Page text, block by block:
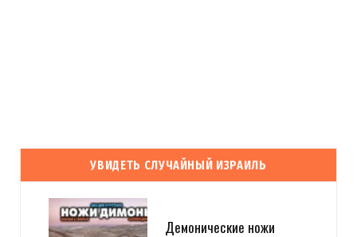
УВИДЕТЬ СЛУЧАЙНЫЙ ИЗРАИЛЬ
Демонические ножи